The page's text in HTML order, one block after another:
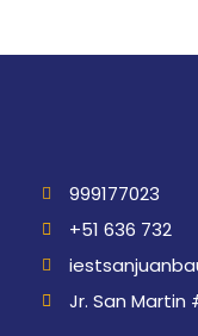
999177023
+51 636 732
Jr. San Martin